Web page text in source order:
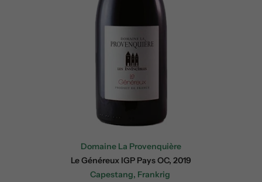
Domaine La Provenquière
Le Généreux IGP Pays OC, 2019
Capestang, Frankrig